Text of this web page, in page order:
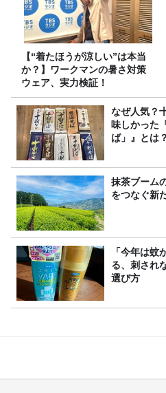
【“着たほうが涼しい”は本当
か？】ワークマンの暑さ対策
ウェア、実力検証！
なぜ人気？
味しかった
ば」』とは
抹茶ブーム
をつなぐ新
「今年は蚊
る、刺され
選び方